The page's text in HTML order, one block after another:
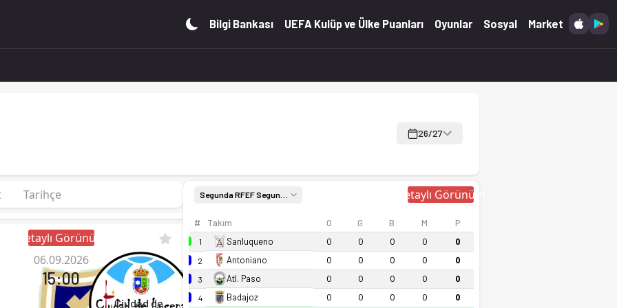
26/27, Group 4'de 1. sırada, 0 puan. Kadro, fikstür ve canlı skor Ofsayt'ta.
Bilgi Bankası UEFA Kulüp ve Ülke Puanları Oyunlar Sosyal Market
26/27
Tarihçe
Detaylı Görünüm
06.09.2026
15:00
Ciudad de Lucena
Detaylı Görünüm
# Takım O G B M P
1 Sanluqueno 0 0 0 0 0
2 Antoniano 0 0 0 0 0
3 Atl. Paso 0 0 0 0 0
4 Badajoz 0 0 0 0 0